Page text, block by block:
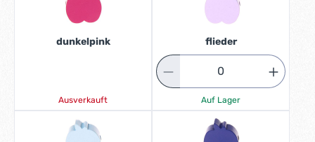
dunkelpink
Ausverkauft
flieder
Auf Lager